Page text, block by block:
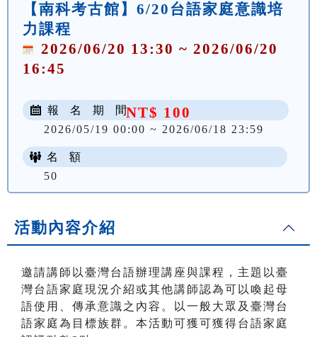
【南科考古館】6/20台語家庭意識培
力課程
2026/06/20 13:30 ~ 2026/06/20
16:45
NT$ 100
報 名 期 間
2026/05/19 00:00 ~ 2026/06/18 23:59
名 額
50
活動內容介紹
邀請講師以臺灣台語辦理講座與課程，主題以臺
灣台語家庭現況介紹或其他講師認為可以喚起母
語使用、傳承意識之內容。以一般大眾及臺灣台
語家庭為目標族群。本活動可獲可獲得台語家庭